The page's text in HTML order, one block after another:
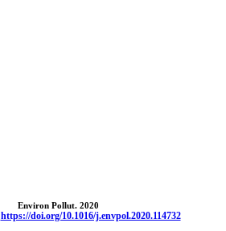
Environ Pollut. 2020
https://doi.org/10.1016/j.envpol.2020.114732